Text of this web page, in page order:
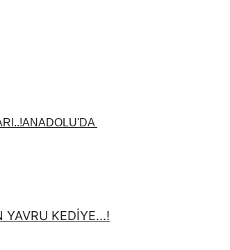
KEDİYE...!